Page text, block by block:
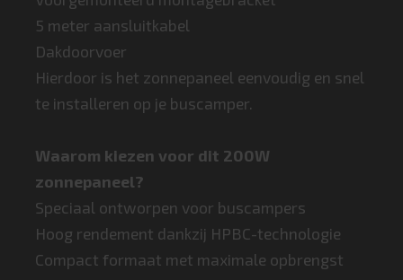
5 meter aansluitkabel
Dakdoorvoer
Hierdoor is het zonnepaneel eenvoudig en snel
te installeren op je buscamper.
Waarom kiezen voor dit 200W
zonnepaneel?
Speciaal ontworpen voor buscampers
Hoog rendement dankzij HPBC-technologie
Compact formaat met maximale opbrengst